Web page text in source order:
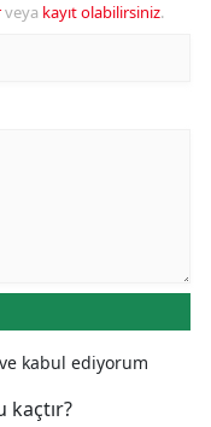
veya kayıt olabilirsiniz.
kabul ediyorum
kaçtır?